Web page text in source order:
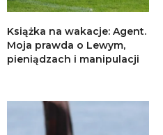
Książka na wakacje: Agent.
Moja prawda o Lewym,
pieniądzach i manipulacji